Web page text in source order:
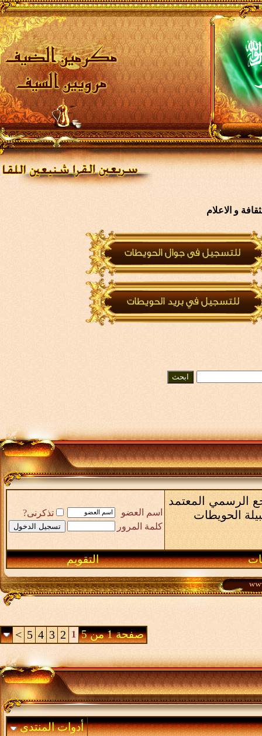
و الاعلام
الرسمي المعتمد
الحويطات
اسم العضو
تذكرنى?
كلمة المرور
التقويم
صفحة 1 من 5 1
2
3
4
5
>
أدوات المنتدى